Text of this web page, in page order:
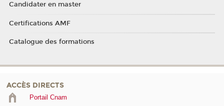
Candidater en master
Certifications AMF
Catalogue des formations
ACCÈS DIRECTS
Portail Cnam